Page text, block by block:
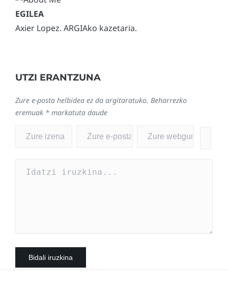
Axier Lopez. ARGIAko kazetaria.
UTZI ERANTZUNA
Zure e-posta helbidea ez da argitaratuko. Beharrezko
eremuak * markatuta daude